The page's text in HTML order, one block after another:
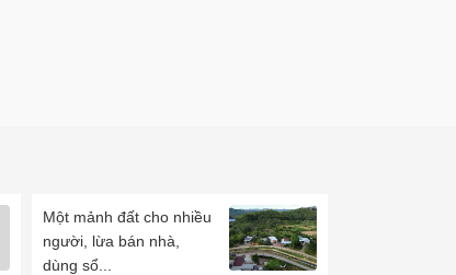
Một mảnh đất cho nhiều
người, lừa bán nhà,
dùng sổ...